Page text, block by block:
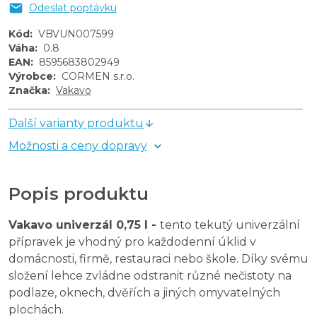
Odeslat poptávku
Kód: VBVUN007599
Váha: 0.8
EAN: 8595683802949
Výrobce: CORMEN s.r.o.
Značka: Vakavo
Další varianty produktu
Možnosti a ceny dopravy
Popis produktu
Vakavo univerzál 0,75 l - tento tekutý univerzální
přípravek je vhodný pro každodenní úklid v
domácnosti, firmě, restauraci nebo škole. Díky svému
složení lehce zvládne odstranit různé nečistoty na
podlaze, oknech, dvěřích a jiných omyvatelných
plochách.